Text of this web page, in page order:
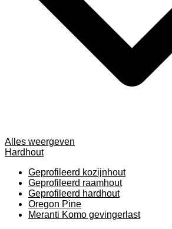
Alles weergeven
Hardhout
Geprofileerd kozijnhout
Geprofileerd raamhout
Geprofileerd hardhout
Oregon Pine
Meranti Komo gevingerlast